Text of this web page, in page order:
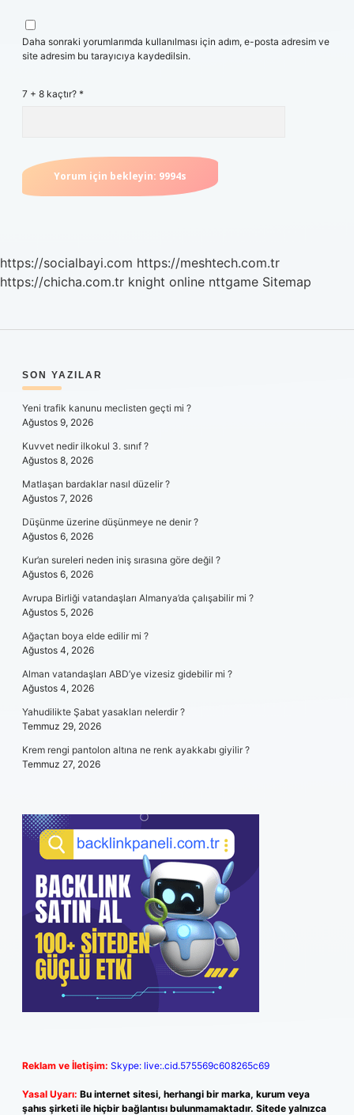
Daha sonraki yorumlarımda kullanılması için adım, e-posta adresim ve
site adresim bu tarayıcıya kaydedilsin.
7 + 8 kaçtır? *
https://socialbayi.com https://meshtech.com.tr
https://chicha.com.tr knight online nttgame Sitemap
SIDEBAR
SON YAZILAR
Yeni trafik kanunu meclisten geçti mi ?
Ağustos 9, 2026
Kuvvet nedir ilkokul 3. sınıf ?
Ağustos 8, 2026
Matlaşan bardaklar nasıl düzelir ?
Ağustos 7, 2026
Düşünme üzerine düşünmeye ne denir ?
Ağustos 6, 2026
Kur’an sureleri neden iniş sırasına göre değil ?
Ağustos 6, 2026
Avrupa Birliği vatandaşları Almanya’da çalışabilir mi ?
Ağustos 5, 2026
Ağaçtan boya elde edilir mi ?
Ağustos 4, 2026
Alman vatandaşları ABD’ye vizesiz gidebilir mi ?
Ağustos 4, 2026
Yahudilikte Şabat yasakları nelerdir ?
Temmuz 29, 2026
Krem rengi pantolon altına ne renk ayakkabı giyilir ?
Temmuz 27, 2026
Reklam ve İletişim: Skype: live:.cid.575569c608265c69
Yasal Uyarı: Bu internet sitesi, herhangi bir marka, kurum veya
şahıs şirketi ile hiçbir bağlantısı bulunmamaktadır. Sitede yalnızca